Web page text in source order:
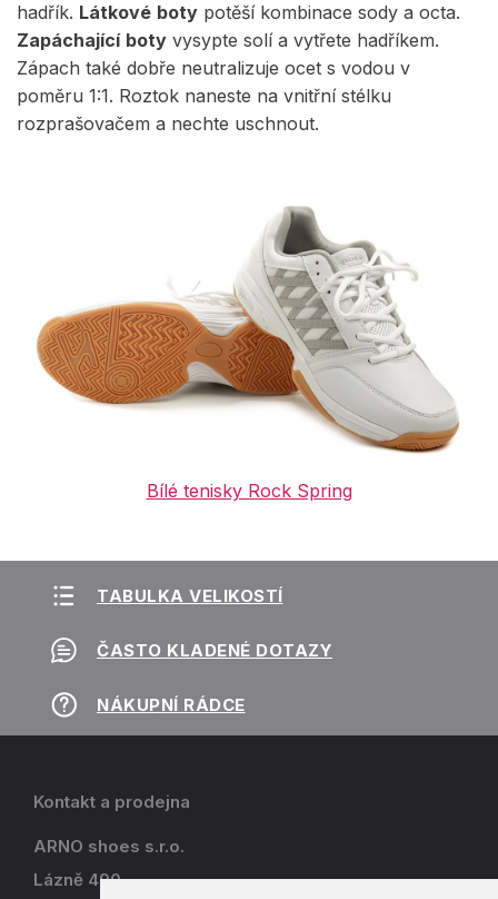
hadřík. Látkové boty potěší kombinace sody a octa.
Zapáchající boty vysypte solí a vytřete hadříkem.
Zápach také dobře neutralizuje ocet s vodou v
poměru 1:1. Roztok naneste na vnitřní stélku
rozprašovačem a nechte uschnout.
Bílé tenisky Rock Spring
TABULKA VELIKOSTÍ
ČASTO KLADENÉ DOTAZY
NÁKUPNÍ RÁDCE
Kontakt a prodejna
ARNO shoes s.r.o.
Lázně 490